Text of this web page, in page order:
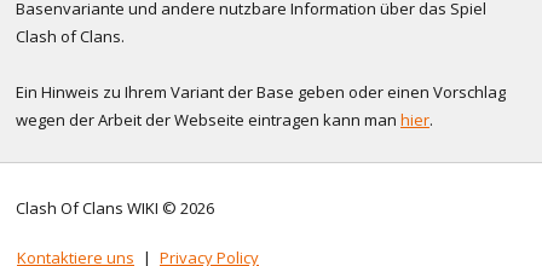
Basenvariante und andere nutzbare Information über das Spiel
Clash of Clans.
Ein Hinweis zu Ihrem Variant der Base geben oder einen Vorschlag
wegen der Arbeit der Webseite eintragen kann man hier.
Clash Of Clans WIKI © 2026
Kontaktiere uns | Privacy Policy